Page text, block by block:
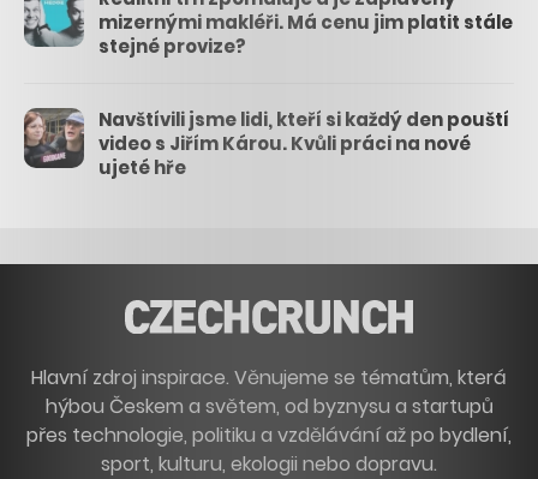
mizernými makléři. Má cenu jim platit stále
stejné provize?
Navštívili jsme lidi, kteří si každý den pouští
video s Jiřím Károu. Kvůli práci na nové
ujeté hře
Hlavní zdroj inspirace. Věnujeme se tématům, která
hýbou Českem a světem, od byznysu a startupů
přes technologie, politiku a vzdělávání až po bydlení,
sport, kulturu, ekologii nebo dopravu.